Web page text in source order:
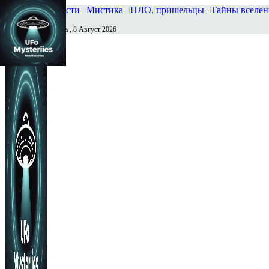
Главная Новости Мистика НЛО, пришельцы Тайны
Сегодня Суббота , 8 Август 2026